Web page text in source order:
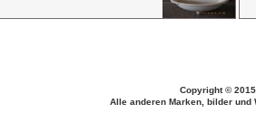
Copyright ©
Alle anderen Marken, bilder und